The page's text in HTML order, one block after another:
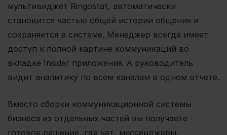
мультивиджет Ringostat, автоматически
становится частью общей истории общения и
сохраняется в системе. Менеджер всегда имеет
доступ к полной картине коммуникаций во
вкладке Insider приложения. А руководитель
видит аналитику по всем каналам в одном отчете.
Вместо сборки коммуникационной системы
бизнеса из отдельных частей вы получаете
готовое решение, где чат, мессенджеры,